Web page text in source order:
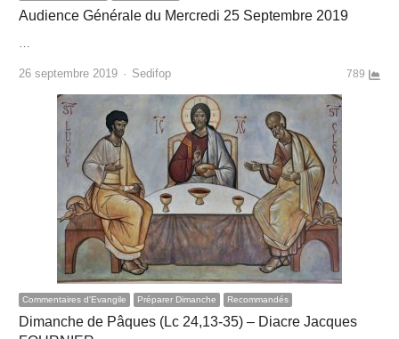
Audience Générale du Mercredi 25 Septembre 2019
…
26 septembre 2019 Author
Sedifop 789
Commentaires d'Evangile Préparer Dimanche Recommandés
Dimanche de Pâques (Lc 24,13-35) – Diacre Jacques